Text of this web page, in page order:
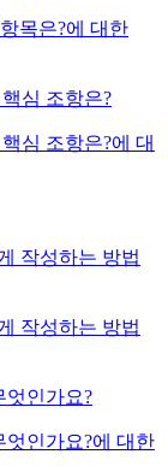
목은?에 대한
심 조항은?
심 조항은?에 대
작성하는 방법
작성하는 방법
엇인가요?
엇인가요?에 대한